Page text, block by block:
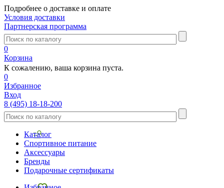
Подробнее о доставке и оплате
Условия доставки
Партнерская программа
0
Корзина
К сожалению, ваша корзина пуста.
0
Избранное
Вход
8 (495) 18-18-200
Каталог
Спортивное питание
Аксессуары
Бренды
Подарочные сертификаты